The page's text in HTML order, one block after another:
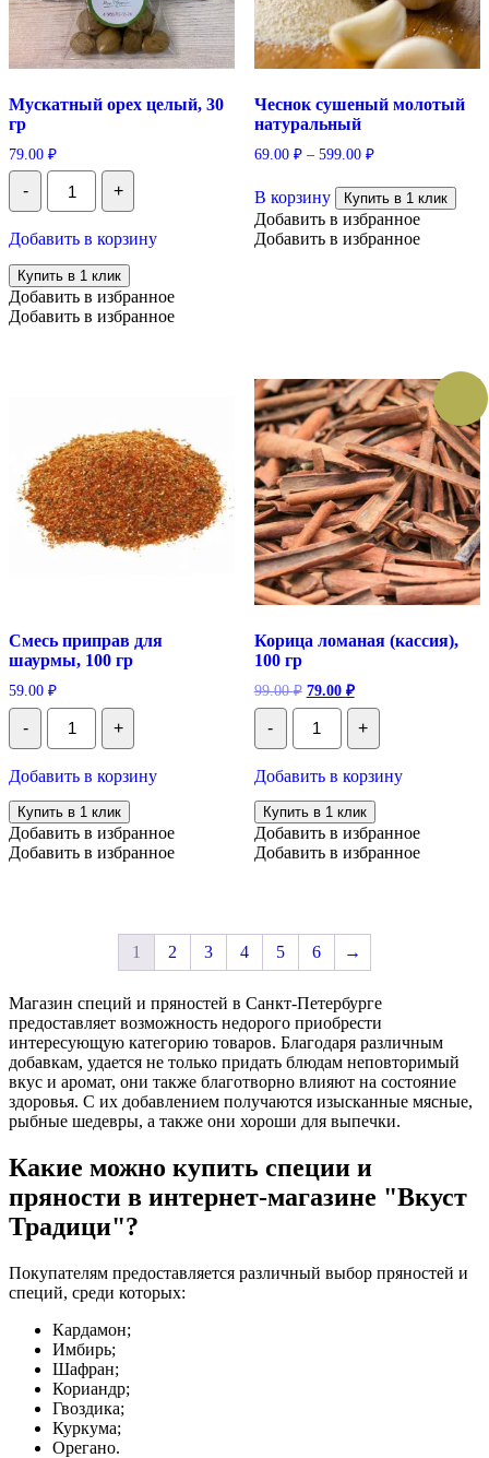
Мускатный орех целый, 30
гр
79.00 ₽
-
Количество
Мускатный
орех
30
гр
+
Добавить в корзину
Купить в 1 клик
Добавить в избранное
Добавить в избранное
Чеснок сушеный молотый
натуральный
69.00 ₽– 599.00 ₽
В корзинутовар
имеет
несколько
товара.
Купить в 1 клик
Добавить в избранное
Добавить в избранное
Смесь приправ для
шаурмы, 100 гр
59.00 ₽
-
Количество
Смесь
приправ
шаурмы,
100
гр
+
Добавить в корзину
Купить в 1 клик
Добавить в избранное
Добавить в избранное
Корица ломаная (кассия),
100 гр
99.00₽ Первоначальная
цена
составляла
99.00 ₽.
79.00 ₽Текущая
цена:
79.00 ₽.
-
Количество
Корица
ломаная
100
гр
+
Добавить в корзину
Купить в 1 клик
Добавить в избранное
Добавить в избранное
1 2 3 4 5 6 →
Магазин специй и пряностей в Санкт-Петербурге
предоставляет возможность недорого приобрести
интересующую категорию товаров. Благодаря различным
добавкам, удается не только придать блюдам неповторимый
вкус и аромат, они также благотворно влияют на состояние
здоровья. С их добавлением получаются изысканные мясные,
рыбные шедевры, а также они хороши для выпечки.
Какие можно купить специи и
пряности в интернет-магазине "Вкуст
Традици"?
Покупателям предоставляется различный выбор пряностей и
специй, среди которых:
Кардамон;
Имбирь;
Шафран;
Кориандр;
Гвоздика;
Куркума;
Орегано.